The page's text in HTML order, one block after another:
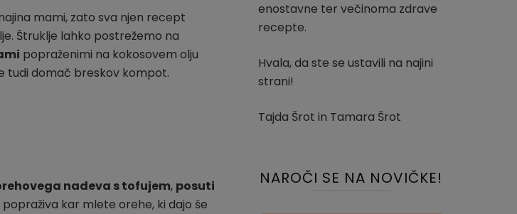
mami, zato sva njen recept
Štruklje lahko postrežemo na
popraženimi na kokosovem olju
tudi domač breskov kompot.
nadeva s tofujem, posuti
kar mlete orehe, ki dajo še
enostavne ter večinoma zdrave
recepte.
Hvala, da ste se ustavili na najini
strani!
Tajda Šrot in Tamara Šrot
NAROČI SE NA NOVIČKE!